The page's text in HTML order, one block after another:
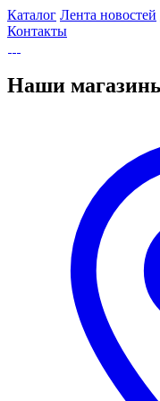
Каталог Лента новостей
Контакты
Наши